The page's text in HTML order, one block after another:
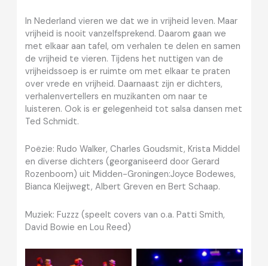
In Nederland vieren we dat we in vrijheid leven. Maar
vrijheid is nooit vanzelfsprekend. Daarom gaan we
met elkaar aan tafel, om verhalen te delen en samen
de vrijheid te vieren. Tijdens het nuttigen van de
vrijheidssoep is er ruimte om met elkaar te praten
over vrede en vrijheid. Daarnaast zijn er dichters,
verhalenvertellers en muzikanten om naar te
luisteren. Ook is er gelegenheid tot salsa dansen met
Ted Schmidt.
Poëzie: Rudo Walker, Charles Goudsmit, Krista Middel
en diverse dichters (georganiseerd door Gerard
Rozenboom) uit Midden-Groningen:Joyce Bodewes,
Bianca Kleijwegt, Albert Greven en Bert Schaap.
Muziek: Fuzzz (speelt covers van o.a. Patti Smith,
David Bowie en Lou Reed)